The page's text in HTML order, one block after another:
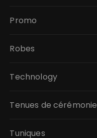
Promo
Robes
Technology
Tenues de cérémonie
Tuniques